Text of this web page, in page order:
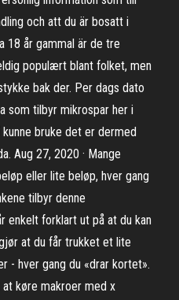
och att du är bosatt i
18 år gammal är de tre
populært blant folket, men
bak der. Per dags dato
som tilbyr mikrospar her i
bruke det er dermed
Aug 27, 2020 · Mange
eller lite beløp, hver gang
tilbyr denne
enkelt forklart ut på at du kan
at du får trukket et lite
- hver gang du «drar kortet».
køre makroer med x